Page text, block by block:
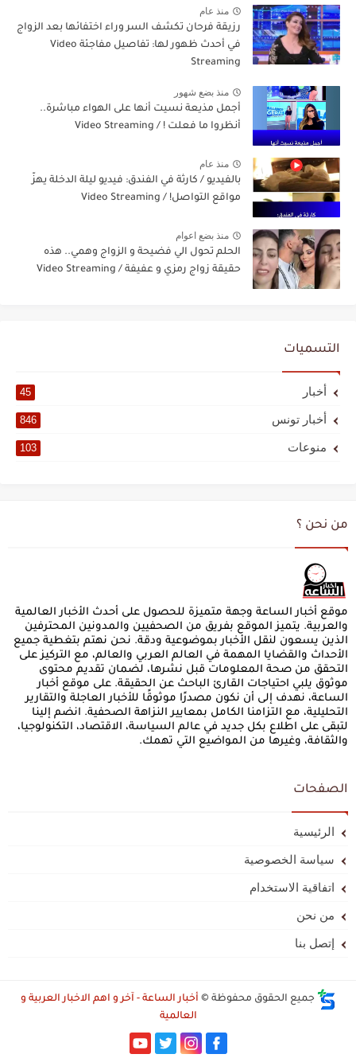
منذ عام
رزيقة فرحان تكشف السر وراء اختفائها بعد الزواج
في أحدث ظهور لها: تفاصيل مفاجئة Video
Streaming
منذ بضع شهور
أجمل مذيعة نسيت أنها على الهواء مباشرة..
أنظروا ما فعلت ! / Video Streaming
منذ عام
بالفيديو / كارثة في الفندق: فيديو ليلة الدخلة يهزّ
مواقع التواصل! / Video Streaming
منذ بضع اعوام
الحلم تحول الي فضيحة و الزواج وهمي.. هذه
حقيقة زواج رمزي و عفيفة / Video Streaming
التسميات
أخبار 45
أخبار تونس 846
منوعات 103
من نحن ؟
موقع أخبار الساعة وجهة متميزة للحصول على أحدث الأخبار العالمية
والعربية. يتميز الموقع بفريق من الصحفيين والمدونين المحترفين
الذين يسعون لنقل الأخبار بموضوعية ودقة. نحن نهتم بتغطية جميع
الأحداث والقضايا المهمة في العالم العربي والعالم، مع التركيز على
التحقق من صحة المعلومات قبل نشرها، لضمان تقديم محتوى
موثوق يلبي احتياجات القارئ الباحث عن الحقيقة. على موقع أخبار
الساعة، نهدف إلى أن نكون مصدرًا موثوقًا للأخبار العاجلة والتقارير
التحليلية، مع التزامنا الكامل بمعايير النزاهة الصحفية. انضم إلينا
لتبقى على اطلاع بكل جديد في عالم السياسة، الاقتصاد، التكنولوجيا،
والثقافة، وغيرها من المواضيع التي تهمك.
الصفحات
الرئيسية
سياسة الخصوصية
اتفاقية الاستخدام
من نحن
إتصل بنا
جميع الحقوق محفوظة © أخبار الساعة - آخر و اهم الاخبار العربية و
العالمية